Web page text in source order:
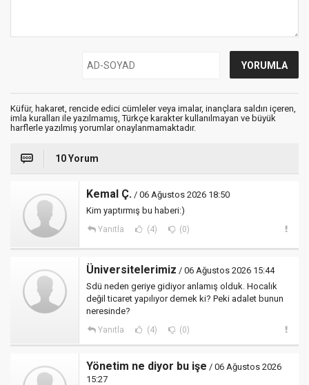
Küfür, hakaret, rencide edici cümleler veya imalar, inançlara saldırı içeren,
imla kuralları ile yazılmamış, Türkçe karakter kullanılmayan ve büyük
harflerle yazılmış yorumlar onaylanmamaktadır.
10 Yorum
Kemal Ç. / 06 Ağustos 2026 18:50
Kim yaptırmış bu haberi:)
Yanıtla (4) (0)
Üniversitelerimiz / 06 Ağustos 2026 15:44
Sdü neden geriye gidiyor anlamış olduk. Hocalık
değil ticaret yapılıyor demek ki? Peki adalet bunun
neresinde?
Yanıtla (4) (0)
Yönetim ne diyor bu işe / 06 Ağustos 2026
15:27